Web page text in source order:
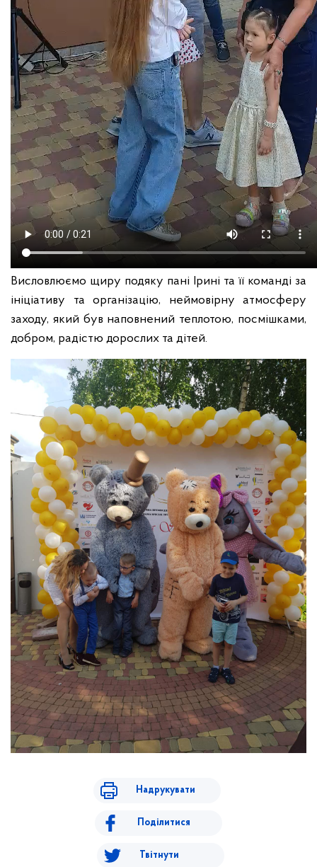
Висловлюємо щиру подяку пані Ірині та її команді за
ініціативу та організацію, неймовірну атмосферу
заходу, який був наповнений теплотою, посмішками,
добром, радістю дорослих та дітей.
Надрукувати
Поділитися
Твітнути